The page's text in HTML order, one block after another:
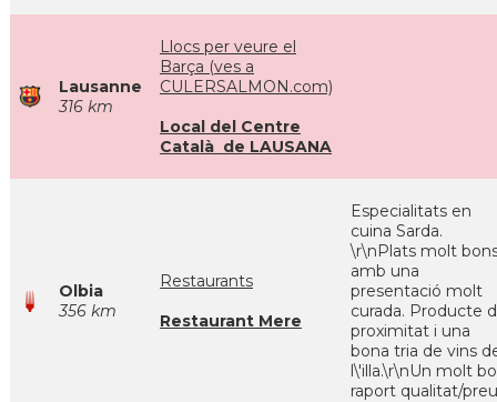
Lausanne
316 km
Llocs per veure el
Barça (ves a
CULERSALMON.com)
Local del Centre
Català de LAUSANA
Olbia
356 km
Restaurants
Restaurant Mere
Especialitats en
cuina Sarda.
\r\nPlats molt
amb una
presentació molt
curada. Producte
proximitat i una
bona tria de vins
l\'illa.\r\nUn molt
raport qualitat/preu